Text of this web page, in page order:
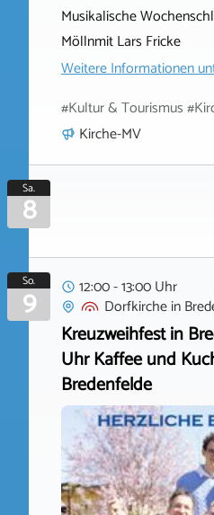
Musikalische
Möllnmit Lars Fricke
Weitere Informationen
#Kultur & Tourismus
Kirche-MV
Sa.
8
So.
9
12:00 - 13:00 Uhr
Dorfkirchein
Kreuzweihfest in
Uhr Kaffee und
Bredenfelde